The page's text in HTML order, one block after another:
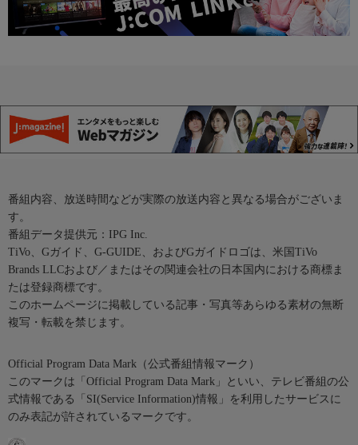
番組内容、放送時間などが実際の放送内容と異なる場合がございま
す。
番組データ提供元：IPG Inc.
TiVo、Gガイド、G-GUIDE、およびGガイドロゴは、米国TiVo
Brands LLCおよび／またはその関連会社の日本国内における商標ま
たは登録商標です。
このホームページに掲載している記事・写真等あらゆる素材の無断
複写・転載を禁じます。
Official Program Data Mark（公式番組情報マーク）
このマークは「Official Program Data Mark」といい、テレビ番組の公
式情報である「SI(Service Information)情報」を利用したサービスに
のみ表記が許されているマークです。